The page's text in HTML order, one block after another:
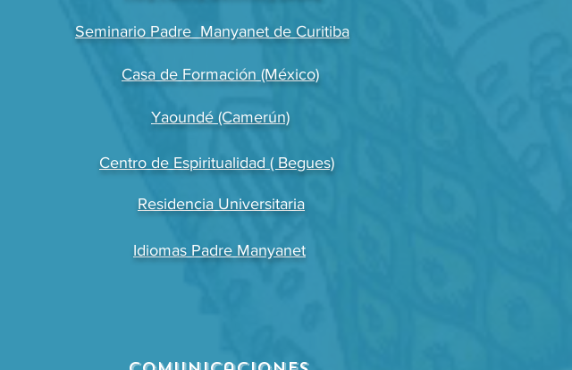
Seminario Padre Manyanet de Curitiba
Casa de Formación (México)
Yaoundé (Camerún)
Centro de Espiritualidad ( Begues)
Residencia Universitaria
Idiomas Padre Manyanet